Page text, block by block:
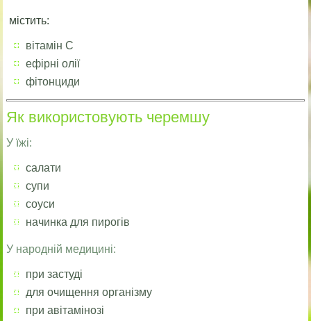
містить:
вітамін C
ефірні олії
фітонциди
Як використовують черемшу
У їжі:
салати
супи
соуси
начинка для пирогів
У народній медицині:
при застуді
для очищення організму
при авітамінозі